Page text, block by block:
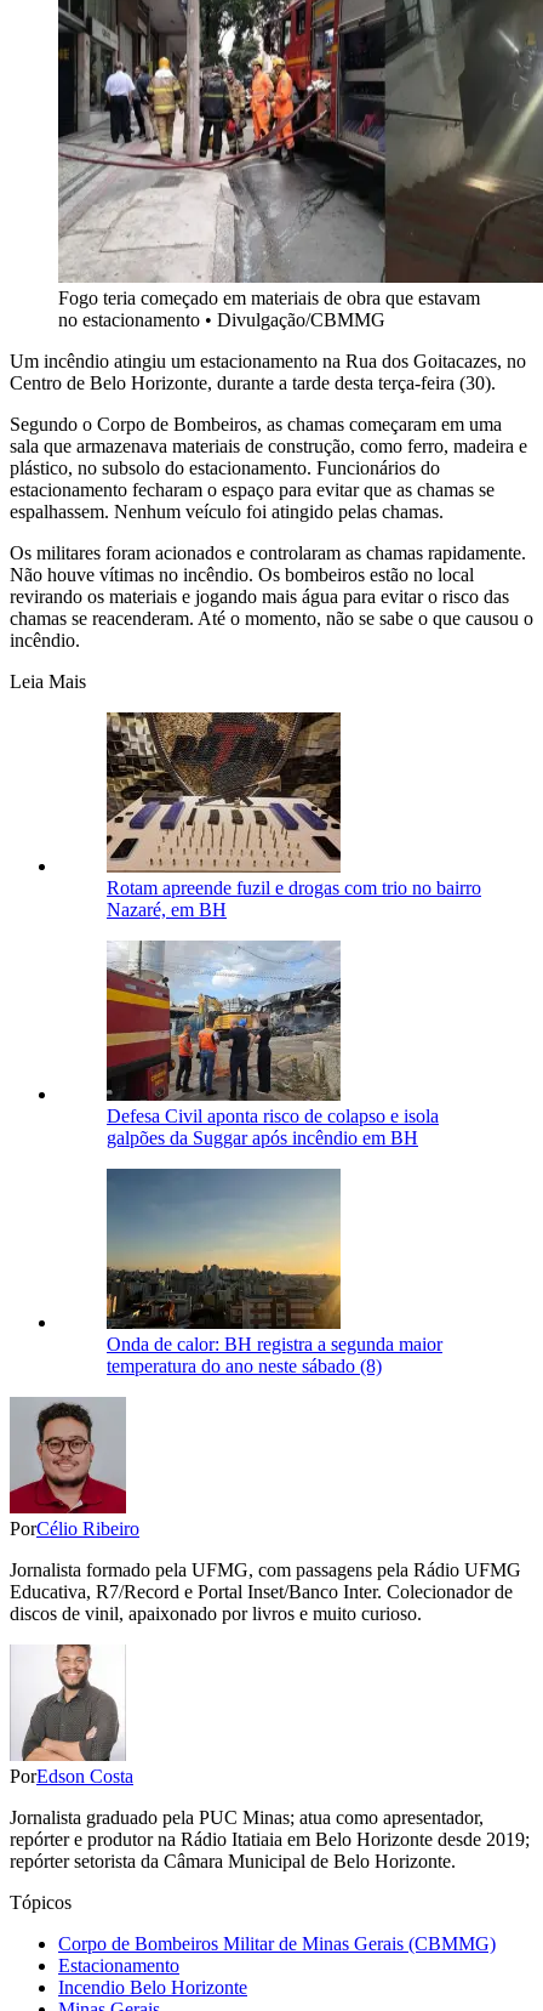
Fogo teria começado em materiais de obra que estavam
no estacionamento • Divulgação/CBMMG
Um incêndio atingiu um estacionamento na Rua dos Goitacazes, no
Centro de Belo Horizonte, durante a tarde desta terça-feira (30).
Segundo o Corpo de Bombeiros, as chamas começaram em uma
sala que armazenava materiais de construção, como ferro, madeira e
plástico, no subsolo do estacionamento. Funcionários do
estacionamento fecharam o espaço para evitar que as chamas se
espalhassem. Nenhum veículo foi atingido pelas chamas.
Os militares foram acionados e controlaram as chamas rapidamente.
Não houve vítimas no incêndio. Os bombeiros estão no local
revirando os materiais e jogando mais água para evitar o risco das
chamas se reacenderam. Até o momento, não se sabe o que causou o
incêndio.
Leia Mais
Rotam apreende fuzil e drogas com trio no bairro
Nazaré, em BH
Defesa Civil aponta risco de colapso e isola
galpões da Suggar após incêndio em BH
Onda de calor: BH registra a segunda maior
temperatura do ano neste sábado (8)
PorCélio Ribeiro
Jornalista formado pela UFMG, com passagens pela Rádio UFMG
Educativa, R7/Record e Portal Inset/Banco Inter. Colecionador de
discos de vinil, apaixonado por livros e muito curioso.
PorEdson Costa
Jornalista graduado pela PUC Minas; atua como apresentador,
repórter e produtor na Rádio Itatiaia em Belo Horizonte desde 2019;
repórter setorista da Câmara Municipal de Belo Horizonte.
Tópicos
Corpo de Bombeiros Militar de Minas Gerais (CBMMG)
Estacionamento
Incendio Belo Horizonte